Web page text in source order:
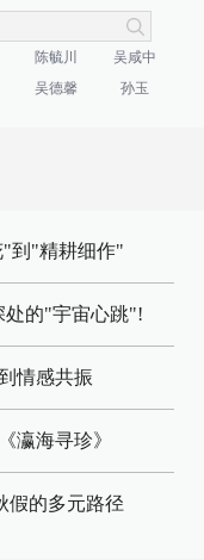
陈毓川
吴咸中
吴德馨 孙玉
"到"精耕细作"
处的"宇宙心跳"!
情感共振
海寻珍》
假的多元路径